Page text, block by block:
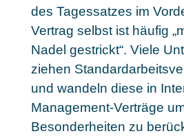
des Tagessatzes im
Vertrag selbst ist häufig
Nadel gestrickt“. Viele
ziehen
und wandeln diese in
Management-Verträge
Besonderheiten zu